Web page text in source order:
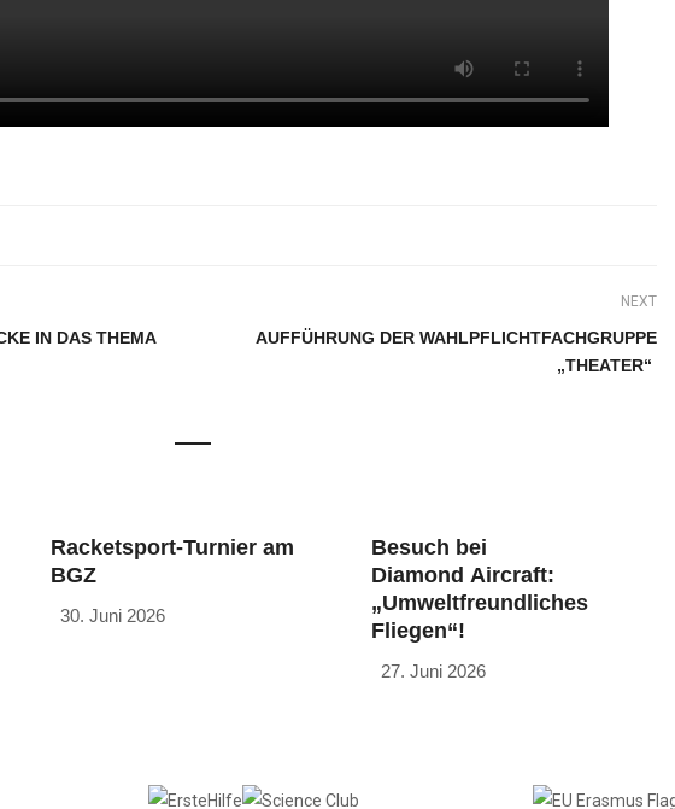
IN DAS THEMA
NEXT
AUFFÜHRUNG DER WAHLPFLICHTFACHGRUPPE
„THEATER“
Racketsport-Turnier am
BGZ
30. Juni 2026
Besuch bei
Diamond Aircraft:
„Umweltfreundliches
Fliegen“!
27. Juni 2026